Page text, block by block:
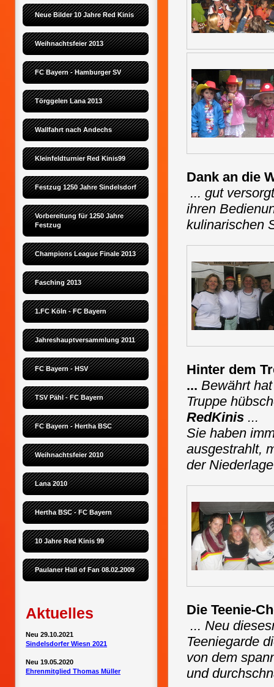
Neue Bilder 10 Jahre Red Kinis
Weihnachtsfeier 2013
FC Bayern - Hamburger SV
Törggelen Lana 2013
Wallfahrt nach Andechs
Kleinfeldturnier Red Kinis99
Festzug 1250 Jahre Sindelsdorf
Vorbereitung für 1250 Jahre
Festzug
Champions League Finale 2013
Fasching 2013
1.FC Köln - FC Bayern
Jahreshauptversammlung 2011
FC Bayern - HSV
TSV Pähl - FC Bayern
FC Bayern - Hertha BSC
Weihnachtsfeier 2010
Lana 2010
Hertha BSC - FC Bayern
10 Jahre Red Kinis 99
Paulaner Hall of Fan 08.02.2009
Aktuelles
Neu 29.10.2021
Sindelsdorfer Wiesn 2021
Neu 19.05.2020
Ehrenmitglied Thomas Müller
Dank an die
... gut
ihren
kulinarischen
Hinter dem
... Bewährt
Truppe
RedKinis ...
Sie haben
ausgestrahlt,
der
Die Teenie-
... Neu
Teeniegarde
von dem
und